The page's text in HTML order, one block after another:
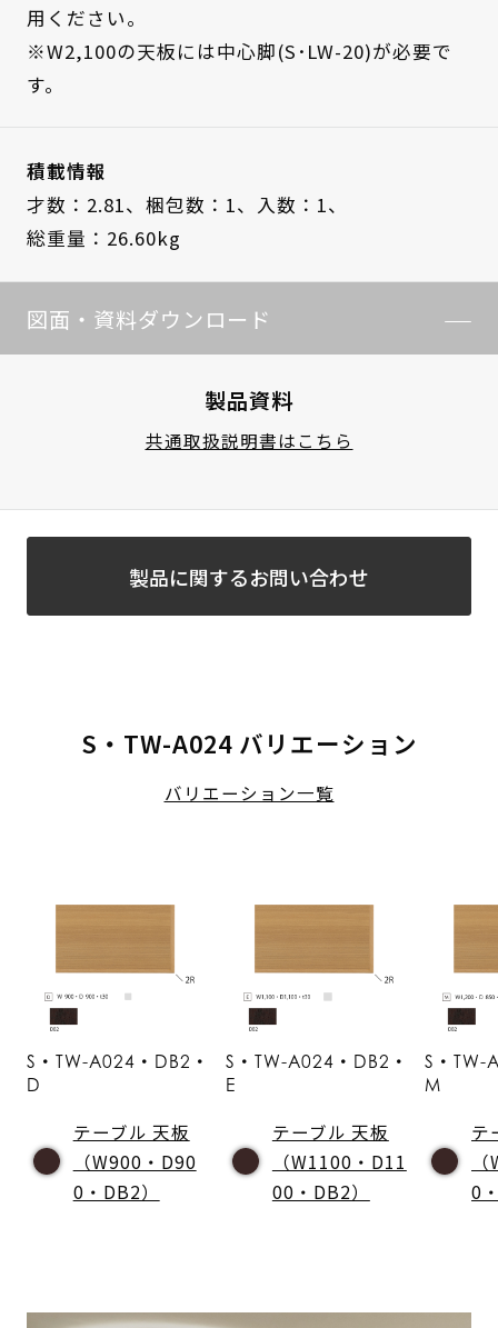
用ください。
※W2,100の天板には中心脚(S･LW-20)が必要で
す。
積載情報
才数：2.81、 梱包数：1、 入数：1、
総重量：26.60kg
図面・資料ダウンロード
製品資料
共通取扱説明書はこちら
製品に関するお問い合わせ
S・TW-A024 バリエーション
バリエーション一覧
S・TW-A024・DB2・
D
テーブル 天板
（W900・D90
0・DB2）
S・TW-A024・DB2・
E
テーブル 天板
（W1100・D11
00・DB2）
S・TW-
M
テ
0